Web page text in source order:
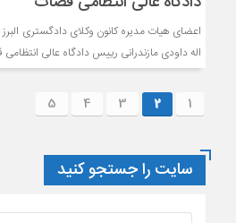
اعضاى هيات مديره كانون وكلاى دادگسترى
اله داودى مازندرانى رييس دادگاه عالى
1
2
3
4
5
سایت را جستجو کنید